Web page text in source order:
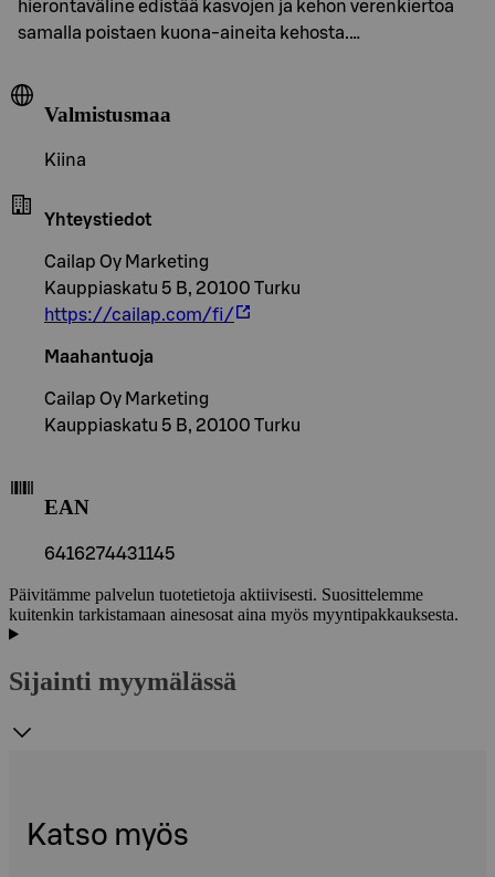
hierontaväline edistää kasvojen ja kehon verenkiertoa
samalla poistaen kuona-aineita kehosta.…
Valmistusmaa
Kiina
Yhteystiedot
Cailap Oy Marketing
Kauppiaskatu 5 B, 20100 Turku
https://cailap.com/fi/
Maahantuoja
Cailap Oy Marketing
Kauppiaskatu 5 B, 20100 Turku
EAN
6416274431145
Päivitämme palvelun tuotetietoja aktiivisesti. Suosittelemme
kuitenkin tarkistamaan ainesosat aina myös myyntipakkauksesta.
Sijainti myymälässä
Katso myös